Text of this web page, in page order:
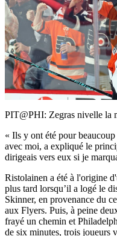
PIT@PHI: Zegras nivelle la
« Ils y ont été pour
avec moi, a expliqué le
dirigeais vers eux si je
Ristolainen a été à l'origine
plus tard lorsqu’il a logé le
Skinner, en provenance du
aux Flyers. Puis, à peine
frayé un chemin et
de six minutes, trois joueurs